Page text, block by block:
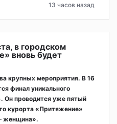
13 часов назад
в городском
вновь будет
крупных мероприятия. В 16
финал уникального
Он проводится уже пятый
курорта «Притяжение»
женщина».